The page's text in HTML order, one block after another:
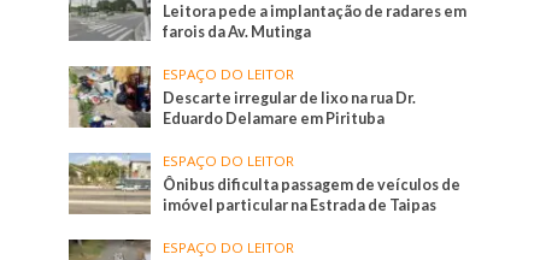
Leitora pede a implantação de radares em
farois da Av. Mutinga
ESPAÇO DO LEITOR
Descarte irregular de lixo na rua Dr.
Eduardo Delamare em Pirituba
ESPAÇO DO LEITOR
Ônibus dificulta passagem de veículos de
imóvel particular na Estrada de Taipas
ESPAÇO DO LEITOR